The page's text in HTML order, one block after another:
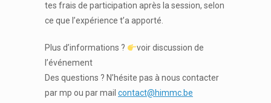
tes frais de participation après la session, selon
ce que l’expérience t’a apporté.
Plus d’informations ?
voir discussion de
l’événement
Des questions ? N’hésite pas à nous contacter
par mp ou par mail contact@himmc.be